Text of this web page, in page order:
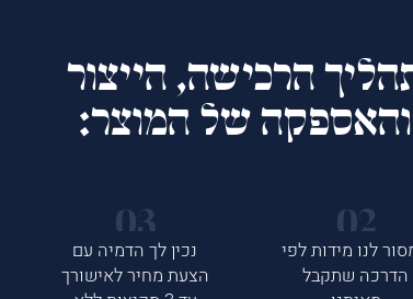
הרכישה, הייצור
והאספקה של המוצר:
לנו מידות לפי
הדרכה שתקבל
נכין לך הדמיה עם
הצעת מחיר לאישורך